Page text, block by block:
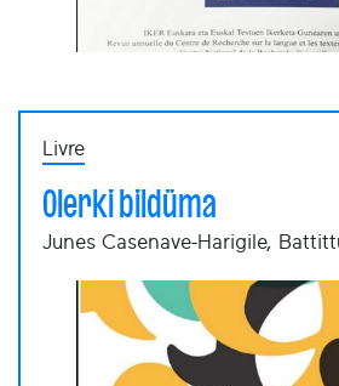
Livre
Olerki bildüma
Junes Casenave-Harigile,